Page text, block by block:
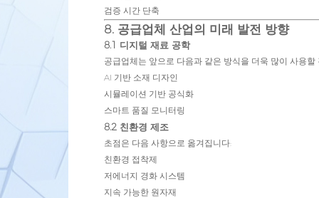
검증 시간 단축
8. 공급업체 산업의 미래 발전 방향
8.1 디지털 재료 공학
공급업체는 앞으로 다음과 같은 방식을 더욱 많이 사용할
AI 기반 소재 디자인
시뮬레이션 기반 공식화
스마트 품질 모니터링
8.2 친환경 제조
초점은 다음 사항으로 옮겨집니다:
친환경 접착제
저에너지 경화 시스템
지속 가능한 원자재